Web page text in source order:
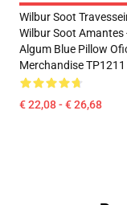
Wilbur Soot
Wilbur Soot Amantes
Algum Blue Pillow
Merchandise TP1211
€ 22,08 - € 26,68